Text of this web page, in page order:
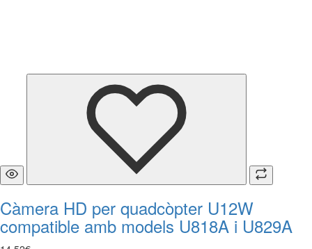
Càmera HD per quadcòpter U12W
compatible amb models U818A i U829A